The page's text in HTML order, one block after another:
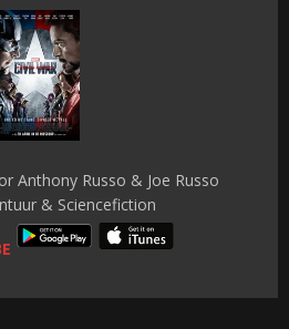
Anthony Russo & Joe Russo
& Sciencefiction